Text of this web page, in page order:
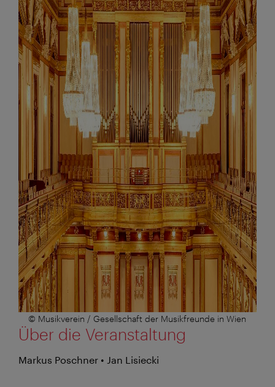
© Musikverein / Gesellschaft der Musikfreunde in Wien
Über die Veranstaltung
Markus Poschner • Jan Lisiecki